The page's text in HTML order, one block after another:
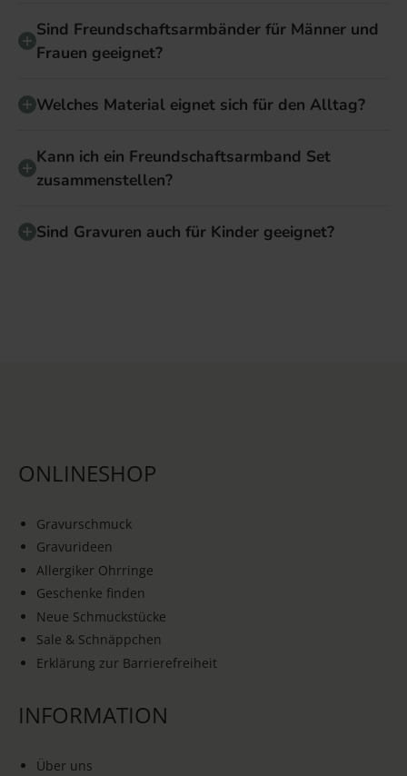
Sind Freundschaftsarmbänder für Männer und
Frauen geeignet?
Welches Material eignet sich für den Alltag?
Kann ich ein Freundschaftsarmband Set
zusammenstellen?
Sind Gravuren auch für Kinder geeignet?
ONLINESHOP
Gravurschmuck
Gravurideen
Allergiker Ohrringe
Geschenke finden
Neue Schmuckstücke
Sale & Schnäppchen
Erklärung zur Barrierefreiheit
INFORMATION
Über uns